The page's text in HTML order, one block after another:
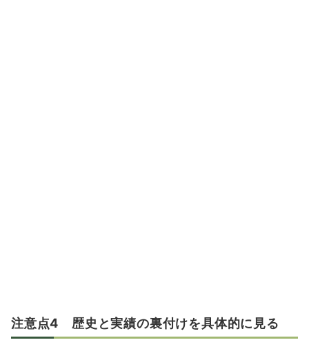
注意点4 歴史と実績の裏付けを具体的に見る